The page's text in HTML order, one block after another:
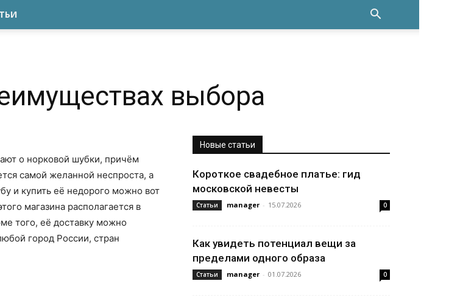
выбора
о норковой шубки, причём
самой желанной неспроста, а
и купить её недорого можно вот
магазина располагается в
того, её доставку можно
город России, стран
Новые статьи
Короткое свадебное платье: гид
московской невесты
Статьи manager - 15.07.2026 0
Как увидеть потенциал вещи за
пределами одного образа
Статьи manager - 01.07.2026 0